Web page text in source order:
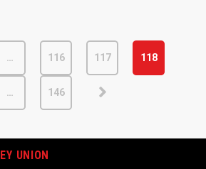
… 116 117 118
… 146
UNION